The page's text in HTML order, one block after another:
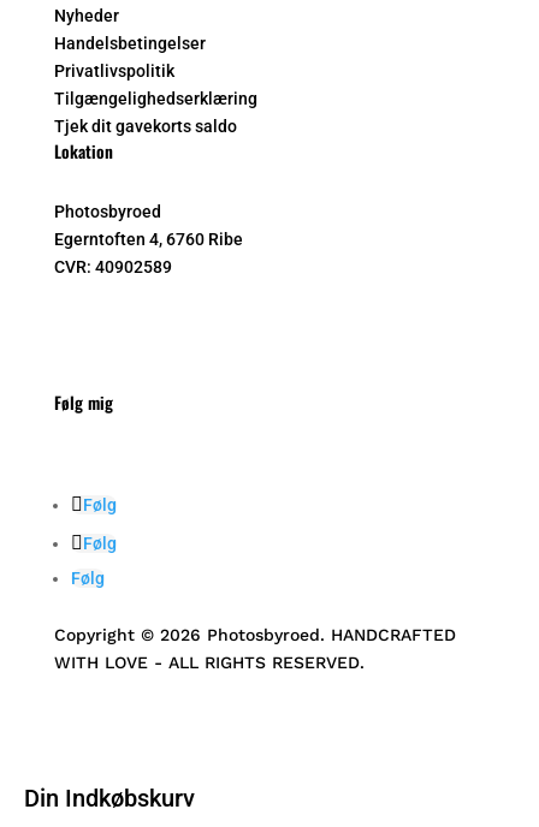
Nyheder
Handelsbetingelser
Privatlivspolitik
Tilgængelighedserklæring
Tjek dit gavekorts saldo
Lokation
Photosbyroed
Egerntoften 4, 6760 Ribe
CVR: 40902589
Følg mig
Følg
Følg
Følg
Copyright © 2026 Photosbyroed. HANDCRAFTED
WITH LOVE - ALL RIGHTS RESERVED.
Din Indkøbskurv